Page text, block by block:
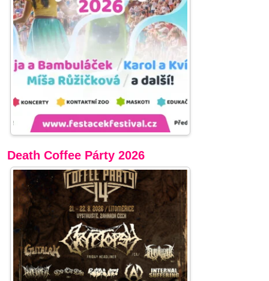
Death Coffee Párty 2026